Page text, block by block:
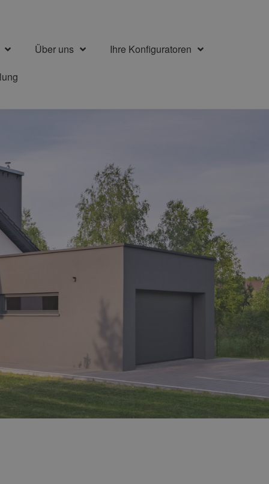
Über uns
Ihre Konfiguratoren